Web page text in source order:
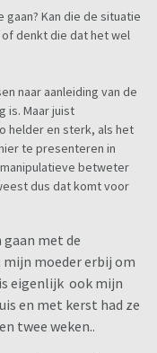
gaan? Kan die de situatie
denkt die dat het wel
naar aanleiding van de
is. Maar juist
helder en sterk, als het
te presenteren in
betweter
dus dat komt voor
gaan met de
moeder erbij om
eigenlijk ook mijn
en met kerst had ze
twee weken..